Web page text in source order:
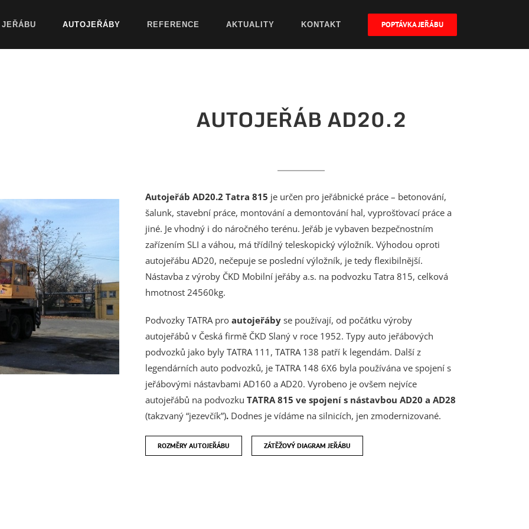
AUTOJEŘÁBY REFERENCE AKTUALITY KONTAKT POPTÁVKA JEŘÁBU
AUTOJEŘÁB AD20.2
Autojeřáb AD20.2 Tatra 815 je určen pro jeřábnické práce – betonování,
šalunk, stavební práce, montování a demontování hal, vyprošťovací práce a
jiné. Je vhodný i do náročného terénu. Jeřáb je vybaven bezpečnostním
zařízením SLI a váhou, má třídílný teleskopický výložník. Výhodou oproti
autojeřábu AD20, nečepuje se poslední výložník, je tedy flexibilnější.
Nástavba z výroby ČKD Mobilní jeřáby a.s. na podvozku Tatra 815, celková
hmotnost 24560kg.
Podvozky TATRA pro autojeřábyse používají, od počátku výroby
autojeřábů v Česká firmě ČKD Slaný v roce 1952. Typy auto jeřábových
podvozků jako byly TATRA 111, TATRA 138 patří k legendám. Další z
legendárních auto podvozků, je TATRA 148 6X6 byla používána ve spojení s
jeřábovými nástavbami AD160 a AD20. Vyrobeno je ovšem nejvíce
autojeřábů na podvozku TATRA 815 ve spojení s nástavbou AD20 a AD28
(takzvaný “jezevčík”). Dodnes je vídáme na silnicích, jen zmodernizované.
ROZMĚRY AUTOJEŘÁBU ZÁTĚŽOVÝ DIAGRAM JEŘÁBU